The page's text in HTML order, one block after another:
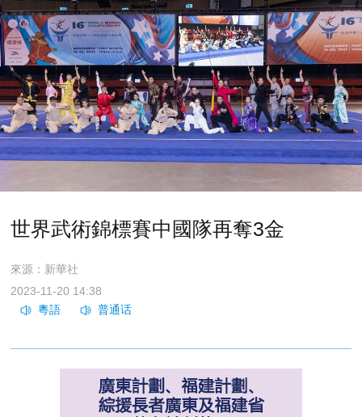
世界武術錦標賽中國隊再奪3金
來源：新華社
2023-11-20 14:38